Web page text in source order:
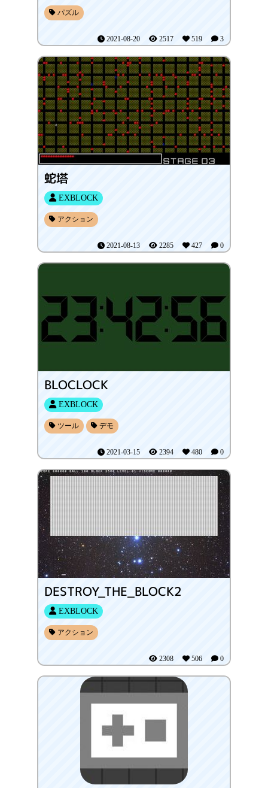
パズル
2021-08-20 2517 519 3
蛇塔
EXBLOCK
アクション
2021-08-13 2285 427 0
BLOCLOCK
EXBLOCK
ツール デモ
2021-03-15 2394 480 0
DESTROY_THE_BLOCK2
EXBLOCK
アクション
2308 506 0